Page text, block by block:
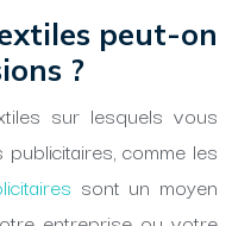
peut-on
?
sur lesquels vous
comme les
sont un moyen